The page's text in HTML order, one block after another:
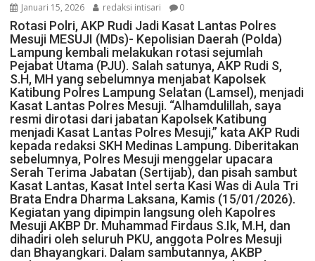
Januari 15, 2026 redaksi intisari 0
Rotasi Polri, AKP Rudi Jadi Kasat Lantas Polres
Mesuji MESUJI (MDs)- Kepolisian Daerah (Polda)
Lampung kembali melakukan rotasi sejumlah
Pejabat Utama (PJU). Salah satunya, AKP Rudi S,
S.H, MH yang sebelumnya menjabat Kapolsek
Katibung Polres Lampung Selatan (Lamsel), menjadi
Kasat Lantas Polres Mesuji. “Alhamdulillah, saya
resmi dirotasi dari jabatan Kapolsek Katibung
menjadi Kasat Lantas Polres Mesuji,” kata AKP Rudi
kepada redaksi SKH Medinas Lampung. Diberitakan
sebelumnya, Polres Mesuji menggelar upacara
Serah Terima Jabatan (Sertijab), dan pisah sambut
Kasat Lantas, Kasat Intel serta Kasi Was di Aula Tri
Brata Endra Dharma Laksana, Kamis (15/01/2026).
Kegiatan yang dipimpin langsung oleh Kapolres
Mesuji AKBP Dr. Muhammad Firdaus S.Ik, M.H, dan
dihadiri oleh seluruh PKU, anggota Polres Mesuji
dan Bhayangkari. Dalam sambutannya, AKBP